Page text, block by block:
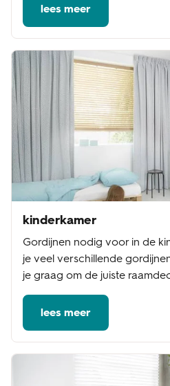
lees meer
kinderkamer
Gordijnen nodig voor in de
je veel verschillende
je graag om de juiste
lees meer